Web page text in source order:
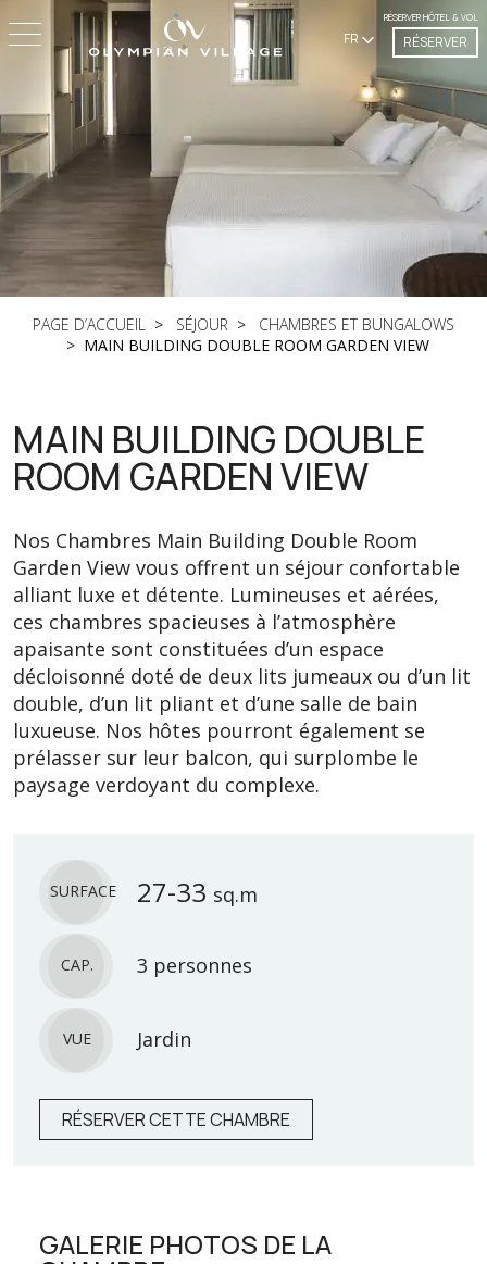
FR
RÉSERVER HÔTEL & VOL
RÉSERVER
PAGE D’ACCUEIL SÉJOUR
CHAMBRES ET BUNGALOWS
MAIN BUILDING DOUBLE ROOM GARDEN VIEW
MAIN BUILDING DOUBLE
ROOM GARDEN VIEW
Nos Chambres Main Building Double Room
Garden View vous offrent un séjour confortable
alliant luxe et détente. Lumineuses et aérées,
ces chambres spacieuses à l’atmosphère
apaisante sont constituées d’un espace
décloisonné doté de deux lits jumeaux ou d’un lit
double, d’un lit pliant et d’une salle de bain
luxueuse. Nos hôtes pourront également se
prélasser sur leur balcon, qui surplombe le
paysage verdoyant du complexe.
SURFACE 27-33 sq.m
CAP. 3 personnes
VUE Jardin
RÉSERVER CETTE CHAMBRE
GALERIE PHOTOS DE LA